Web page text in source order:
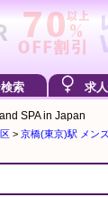
索 求
SPA in Japan
> 京橋(東京)駅 メン